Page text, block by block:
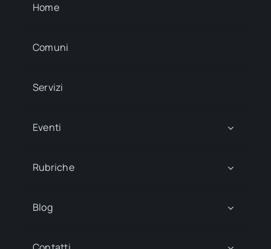
Home
Comuni
Servizi
Eventi
Rubriche
Blog